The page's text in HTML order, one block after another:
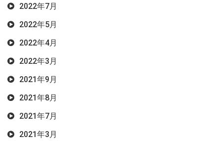
2022年7月
2022年5月
2022年4月
2022年3月
2021年9月
2021年8月
2021年7月
2021年3月